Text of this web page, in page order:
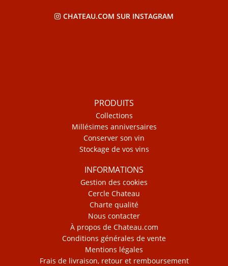
CHATEAU.COM SUR INSTAGRAM
PRODUITS
Collections
Millésimes anniversaires
Conserver son vin
Stockage de vos vins
INFORMATIONS
Gestion des cookies
Cercle Chateau
Charte qualité
Nous contacter
À propos de Chateau.com
Conditions générales de vente
Mentions légales
Frais de livraison, retour et remboursement